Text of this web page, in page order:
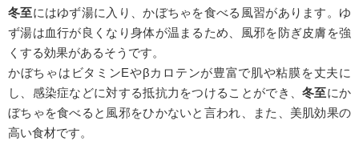
冬至にはゆず湯に入り、かぼちゃを食べる風習があります。ゆ
ず湯は血行が良くなり身体が温まるため、風邪を防ぎ皮膚を強
くする効果があるそうです。
かぼちゃはビタミンEやβカロテンが豊富で肌や粘膜を丈夫に
し、感染症などに対する抵抗力をつけることができ、冬至にか
ぼちゃを食べると風邪をひかないと言われ、また、美肌効果の
高い食材です。